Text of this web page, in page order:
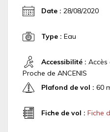
Date : 28/08/2020
Type : Eau
Accessibilité : Accès
Proche de ANCENIS
Plafond de vol : 60
Fiche de vol : Fiche